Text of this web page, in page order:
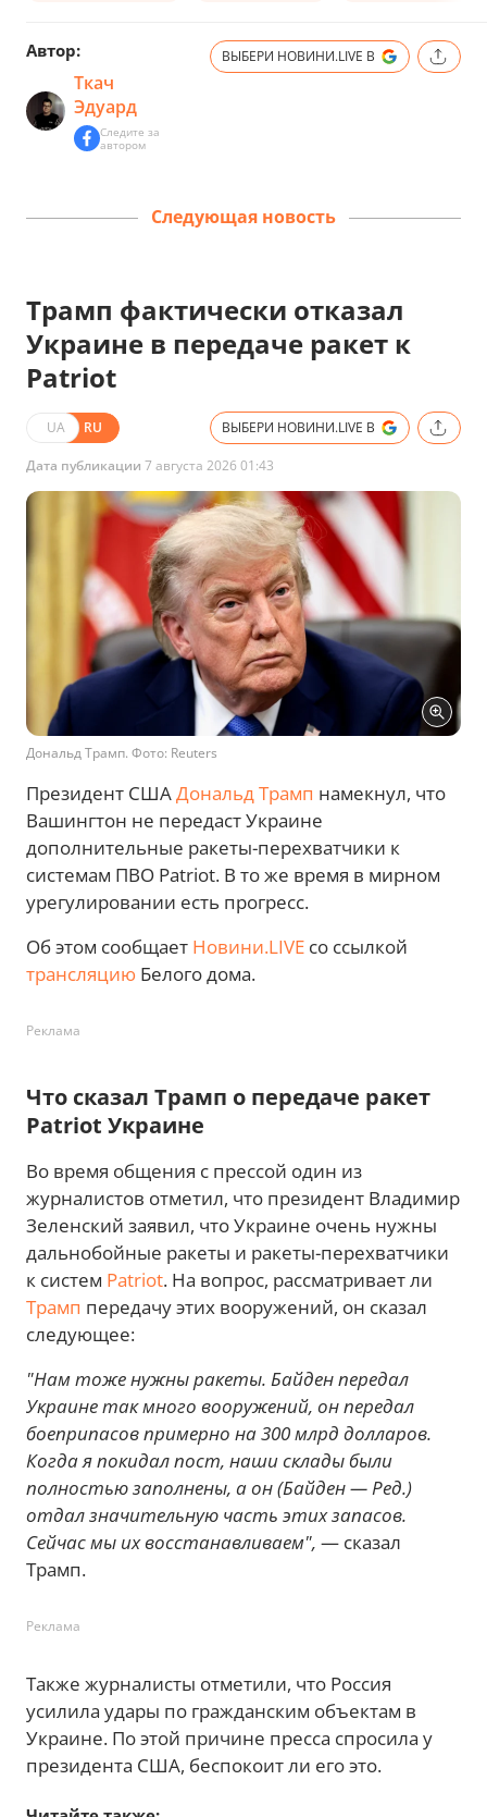
Автор:
Ткач
Эдуард
Следите за
автором
ВЫБЕРИ НОВИНИ.LIVE В
Следующая новость
Трамп фактически отказал
Украине в передаче ракет к
Patriot
UA RU ВЫБЕРИ НОВИНИ.LIVE В
Дата публикации 7 августа 2026 01:43
Дональд Трамп. Фото: Reuters
Президент СШАДональд Трамп намекнул, что
Вашингтон не передаст Украине
дополнительные ракеты-перехватчики к
системам ПВО Patriot. В то же время в мирном
урегулировании есть прогресс.
Об этом сообщает Новини.LIVE со ссылкой
трансляцию Белого дома.
Реклама
Что сказал Трамп о передаче ракет
Patriot Украине
Во время общения с прессой один из
журналистов отметил, что президент Владимир
Зеленский заявил, что Украине очень нужны
дальнобойные ракеты и ракеты-перехватчики
к систем Patriot. На вопрос, рассматривает ли
Трамп передачу этих вооружений, он сказал
следующее:
"Нам тоже нужны ракеты. Байден передал
Украине так много вооружений, он передал
боеприпасов примерно на 300 млрд долларов.
Когда я покидал пост, наши склады были
полностью заполнены, а он (Байден — Ред.)
отдал значительную часть этих запасов.
Сейчас мы их восстанавливаем", — сказал
Трамп.
Реклама
Также журналисты отметили, что Россия
усилила удары по гражданским объектам в
Украине. По этой причине пресса спросила у
президента США, беспокоит ли его это.